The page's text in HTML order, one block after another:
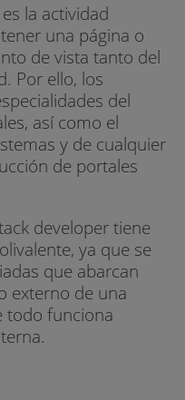
la actividad
una página o
de vista tanto del
Por ello, los
del
así como el
y de cualquier
de portales
developer tiene
ya que se
que abarcan
externo de una
todo funciona